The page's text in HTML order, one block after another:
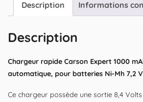
Description Informations
Description
Chargeur rapide Carson Expert 1000
automatique, pour batteries Ni-Mh 7,2
Ce chargeur possède une sortie 8,4